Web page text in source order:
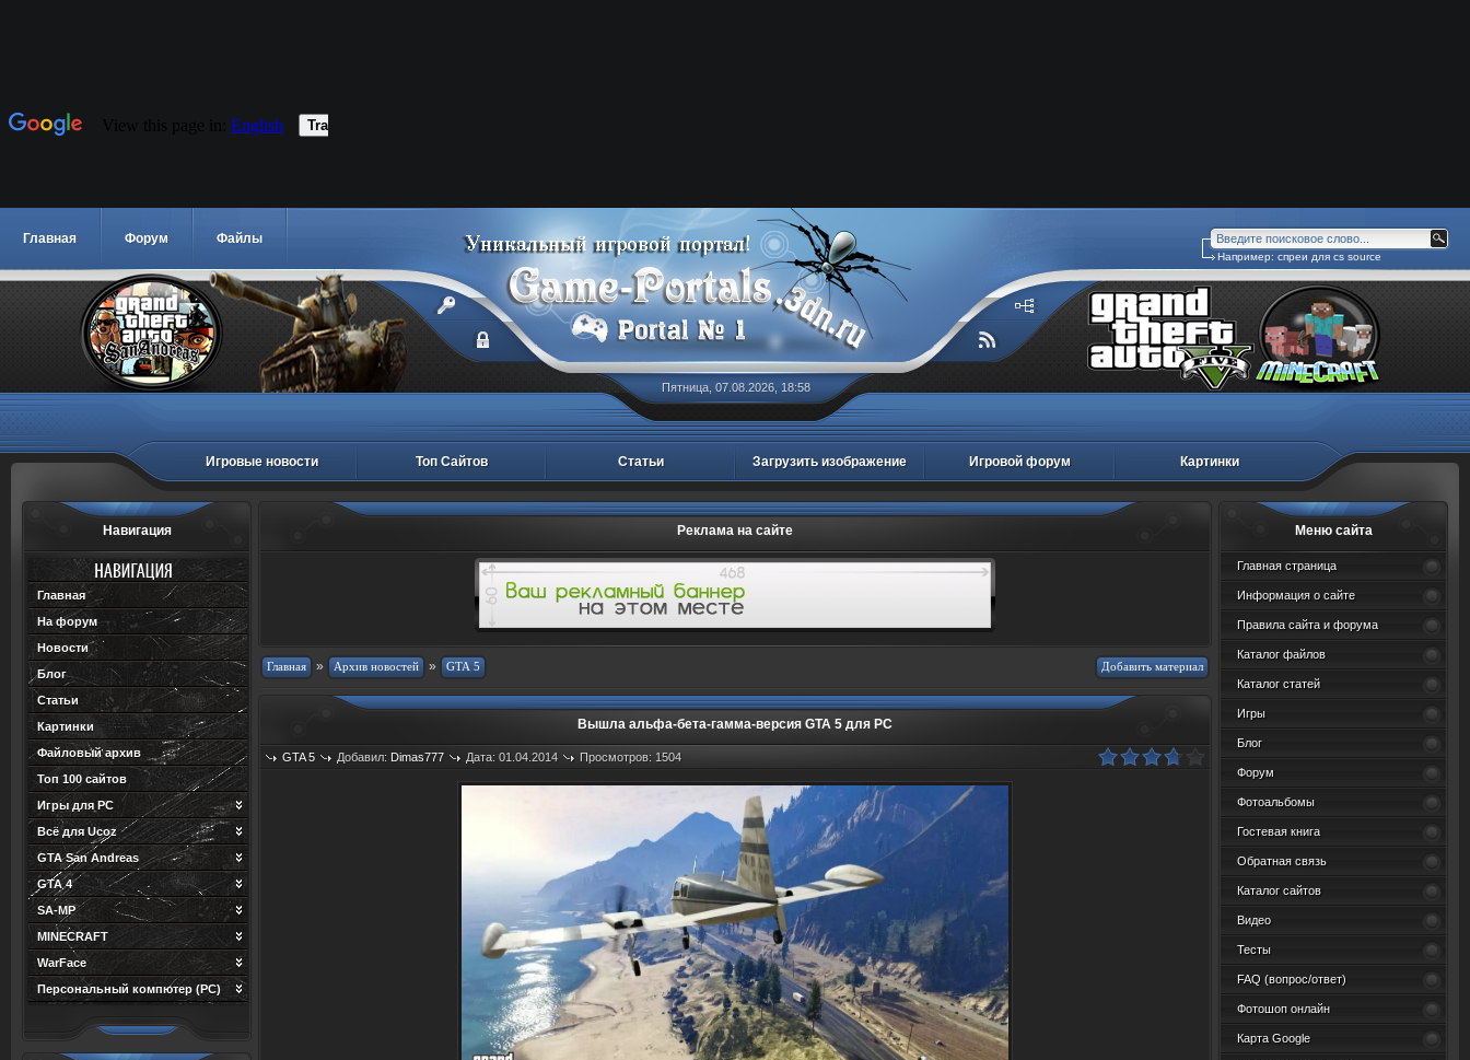
Главная Форум Файлы
Например: спреи для cs source
Пятница, 07.08.2026, 18:58
Игровые новости Топ Сайтов Статьи Загрузить изображение Игровой форум Картинки
Навигация
Главная
На форум
Новости
Блог
Статьи
Картинки
Файловый архив
Топ 100 сайтов
Игры для PC
Всё для Ucoz
GTA San Andreas
GTA 4
SA-MP
MINECRAFT
WarFace
Персональный компютер (PC)
Меню сайта
Главная страница
Информация о сайте
Правила сайта и форума
Каталог файлов
Каталог статей
Игры
Блог
Форум
Фотоальбомы
Гостевая книга
Обратная связь
Каталог сайтов
Видео
Тесты
FAQ (вопрос/ответ)
Фотошоп онлайн
Карта Google
Реклама на сайте
» » Добавить материал
Вышла альфа-бета-гамма-версия GTA 5 для PC
GTA 5 Добавил: Dimas777 Дата: 01.04.2014 Просмотров: 1504